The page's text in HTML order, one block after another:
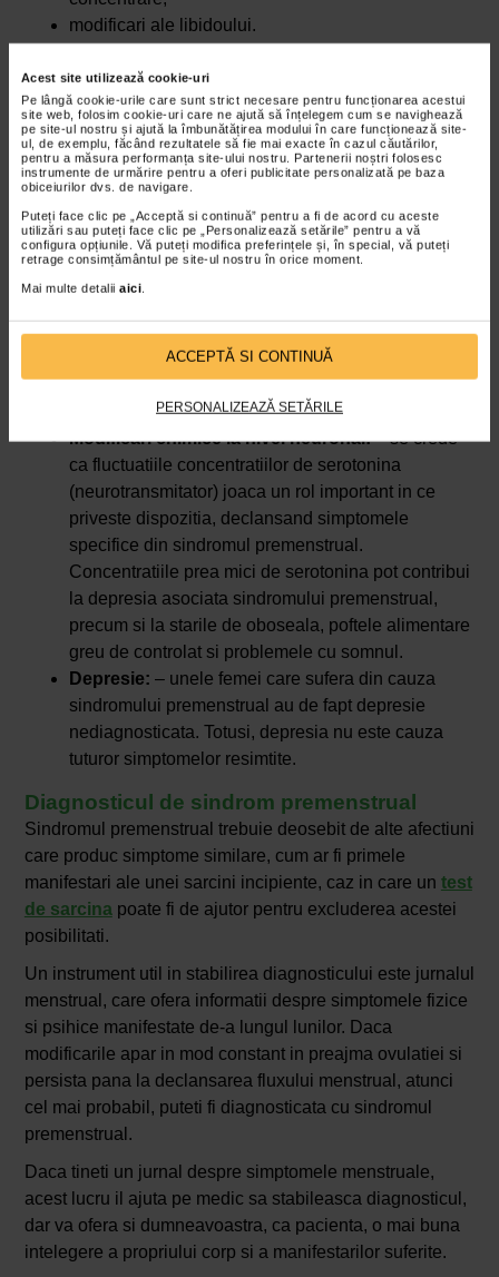
Acest site utilizează cookie-uri
Pe lângă cookie-urile care sunt strict necesare pentru funcționarea acestui
site web, folosim cookie-uri care ne ajută să înțelegem cum se navighează
pe site-ul nostru și ajută la îmbunătățirea modului în care funcționează site-
ul, de exemplu, făcând rezultatele să fie mai exacte în cazul căutărilor,
pentru a măsura performanța site-ului nostru. Partenerii noștri folosesc
instrumente de urmărire pentru a oferi publicitate personalizată pe baza
obiceiurilor dvs. de navigare.
Puteți face clic pe „Acceptă si continuă” pentru a fi de acord cu aceste
utilizări sau puteți face clic pe „Personalizează setările” pentru a vă
configura opțiunile. Vă puteți modifica preferințele și, în special, vă puteți
retrage consimțământul pe site-ul nostru în orice moment.
Mai multe detalii aici.
ACCEPTĂ SI CONTINUĂ
PERSONALIZEAZĂ SETĂRILE
modificari ale libidoului.
Suplimentul alimentar
dumneavoastra daca va confruntati cu stari de oboseala
si extenuare, fiind util si pentru functionarea normala a
sistemelor nervos si muscular.
Sindromul premenstrual – cauze si factori
de risc
Cauzele exacte ale producerii sindromului premenstrual
sunt necunoscute, dar exista totusi mai multi factori care
pot contribui la aparitia acestei tulburari, cum ar fi:
Modificari ciclice ale hormonilor:– simptomele
care apar in sindromul premenstrual se schimba
odata cu fluctuatiile hormonale, disparand in caz de
sarcina sau menopauza.
Modificari chimice la nivel neuronal:– se crede
ca fluctuatiile concentratiilor de serotonina
(neurotransmitator) joaca un rol important in ce
priveste dispozitia, declansand simptomele
specifice din sindromul premenstrual.
Concentratiile prea mici de serotonina pot contribui
la depresia asociata sindromului premenstrual,
precum si la starile de oboseala, poftele alimentare
greu de controlat si problemele cu somnul.
Depresie: – unele femei care sufera din cauza
sindromului premenstrual au de fapt depresie
nediagnosticata. Totusi, depresia nu este cauza
tuturor simptomelor resimtite.
Diagnosticul de sindrom premenstrual
Sindromul premenstrual trebuie deosebit de alte afectiuni
care produc simptome similare, cum ar fi primele
manifestari ale unei sarcini incipiente, caz in care un test
de sarcina poate fi de ajutor pentru excluderea acestei
posibilitati.
Un instrument util in stabilirea diagnosticului este jurnalul
menstrual, care ofera informatii despre simptomele fizice
si psihice manifestate de-a lungul lunilor. Daca
modificarile apar in mod constant in preajma ovulatiei si
persista pana la declansarea fluxului menstrual, atunci
cel mai probabil, puteti fi diagnosticata cu sindromul
premenstrual.
Daca tineti un jurnal despre simptomele menstruale,
acest lucru il ajuta pe medic sa stabileasca diagnosticul,
dar va ofera si dumneavoastra, ca pacienta, o mai buna
intelegere a propriului corp si a manifestarilor suferite.